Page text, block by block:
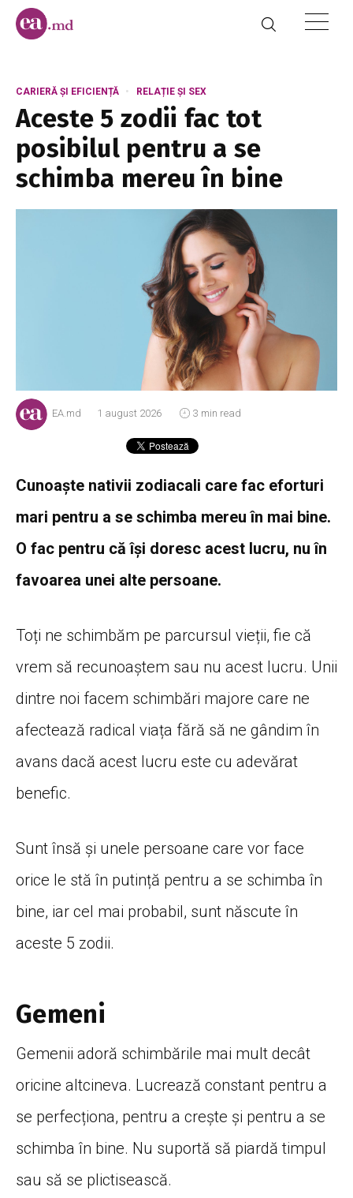
CARIERĂ ȘI EFICIENȚĂ RELAȚIE ȘI SEX
Aceste 5 zodii fac tot
posibilul pentru a se
schimba mereu în bine
EA.md 1 august 2026 3 min read
Cunoaște nativii zodiacali care fac eforturi
mari pentru a se schimba mereu în mai bine.
O fac pentru că își doresc acest lucru, nu în
favoarea unei alte persoane.
Toți ne schimbăm pe parcursul vieții, fie că
vrem să recunoaștem sau nu acest lucru. Unii
dintre noi facem schimbări majore care ne
afectează radical viața fără să ne gândim în
avans dacă acest lucru este cu adevărat
benefic.
Sunt însă și unele persoane care vor face
orice le stă în putință pentru a se schimba în
bine, iar cel mai probabil, sunt născute în
aceste 5 zodii.
Gemeni
Gemenii adoră schimbările mai mult decât
oricine altcineva. Lucrează constant pentru a
se perfecționa, pentru a crește și pentru a se
schimba în bine. Nu suportă să piardă timpul
sau să se plictisească.